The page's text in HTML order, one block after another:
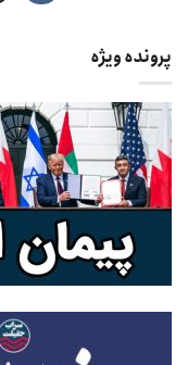
پرونده ویژه